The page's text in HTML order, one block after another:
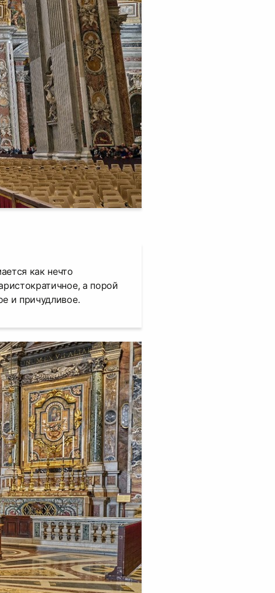
как нечто
а порой
и причудливое.